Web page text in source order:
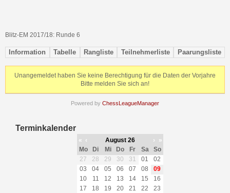
Blitz-EM 2017/18: Runde 6
Information Tabelle Rangliste Teilnehmerliste Paarungsliste
Unangemeldet haben Sie keine Berechtigung für die Daten der Vorjahre
Bitte melden Sie sich an!
Powered by ChessLeagueManager
Terminkalender
« ‹ August 26 ›
»
Mo
Di Mi Do Fr Sa
So
27
28 29 30 31 01
02
03
04 05 06 07 08
09
10
11 12 13 14 15
16
17
18 19 20 21 22
23